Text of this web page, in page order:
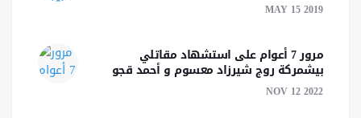
MAY 15 2019
مرور 7 أعوام على استشهاد مقاتلي
بيشمركة روج شيرزاد معسوم و أحمد قجو
NOV 12 2022